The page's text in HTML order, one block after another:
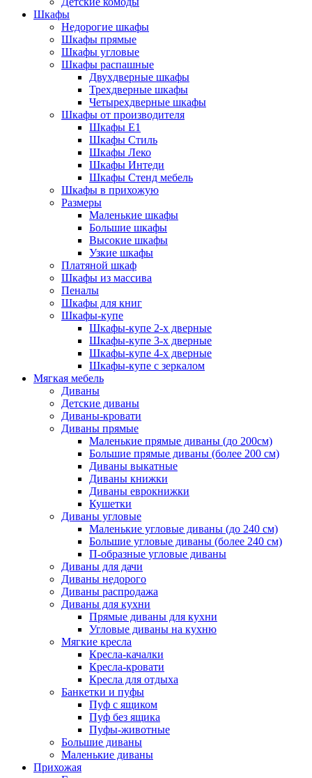
Шкафы
Недорогие шкафы
Шкафы прямые
Шкафы угловые
Шкафы распашные
Двухдверные шкафы
Трехдверные шкафы
Четырехдверные шкафы
Шкафы от производителя
Шкафы E1
Шкафы Стиль
Шкафы Леко
Шкафы Интеди
Шкафы Стенд мебель
Шкафы в прихожую
Размеры
Маленькие шкафы
Большие шкафы
Высокие шкафы
Узкие шкафы
Платяной шкаф
Шкафы из массива
Пеналы
Шкафы для книг
Шкафы-купе
Шкафы-купе 2-х дверные
Шкафы-купе 3-х дверные
Шкафы-купе 4-х дверные
Шкафы-купе с зеркалом
Мягкая мебель
Диваны
Детские диваны
Диваны-кровати
Диваны прямые
Маленькие прямые диваны (до 200см)
Большие прямые диваны (более 200 см)
Диваны выкатные
Диваны книжки
Диваны еврокнижки
Кушетки
Диваны угловые
Маленькие угловые диваны (до 240 см)
Большие угловые диваны (более 240 см)
П-образные угловые диваны
Диваны для дачи
Диваны недорого
Диваны распродажа
Диваны для кухни
Прямые диваны для кухни
Угловые диваны на кухню
Мягкие кресла
Кресла-качалки
Кресла-кровати
Кресла для отдыха
Банкетки и пуфы
Пуф с ящиком
Пуф без ящика
Пуфы-животные
Большие диваны
Маленькие диваны
Прихожая